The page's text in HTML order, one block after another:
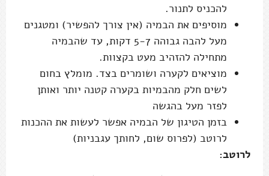
להכניס לתנור.
מוסיפים את הבמיה (אין צורך להפשיר) ומטגנים
מעל להבה גבוהה 5-7 דקות, עד שהבמיה
מתחילה להזהיב מעט בקצוות.
מוציאים לקערה ושומרים בצד. מומלץ בחום
לשים חלק מהבמיות בקערה קטנה יותר ואותן
לפזר מעל בהגשה
בזמן הטיגון של הבמיה אפשר לעשות את ההכנות
לרוטב (לפרוס שום, לחותך עגבניות)
לרוטב: